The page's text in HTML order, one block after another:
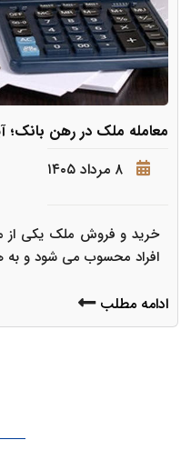
معامله ملک در رهن بانک؛
۸ مرداد ۱۴۰۵
خرید و فروش ملک یکی از
افراد محسوب می شود و به
ادامه مطلب